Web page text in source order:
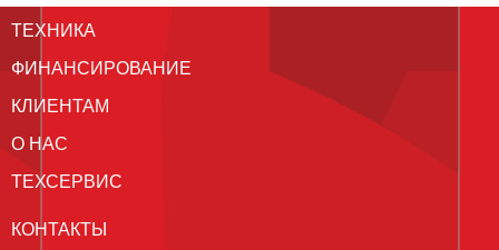
ТЕХНИКА
ФИНАНСИРОВАНИЕ
КЛИЕНТАМ
О НАС
ТЕХСЕРВИС
КОНТАКТЫ